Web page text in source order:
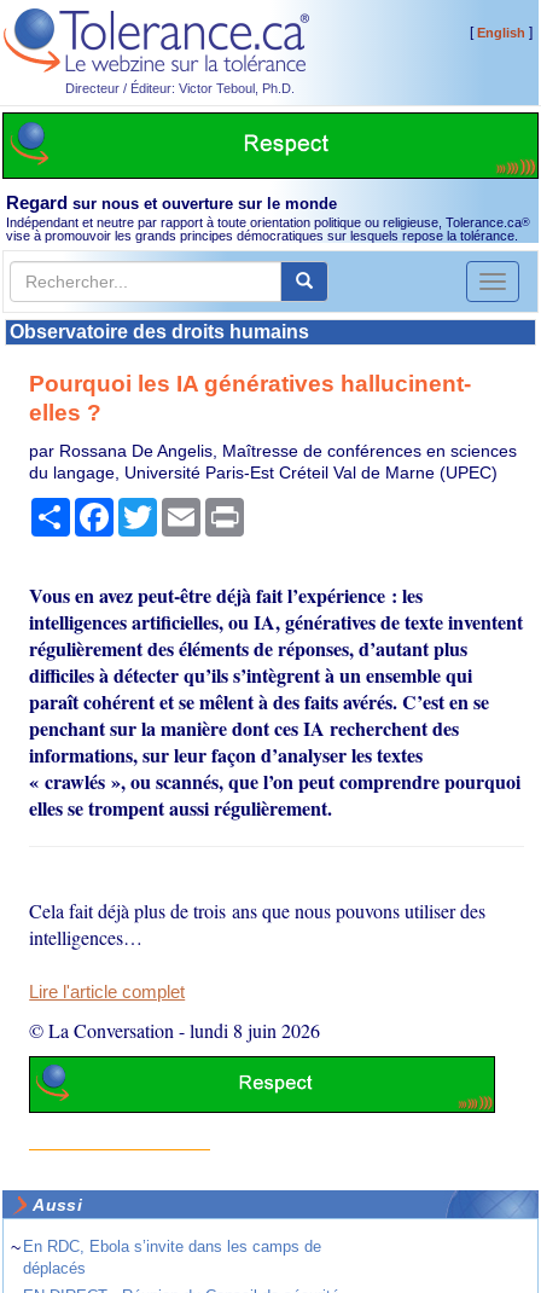
Directeur / Éditeur: Victor Teboul, Ph.D.
[English ]
Regard sur nous et ouverture sur le monde
Indépendant et neutre par rapport à toute orientation politique ou religieuse, Tolerance.ca®
vise à promouvoir les grands principes démocratiques sur lesquels repose la tolérance.
Toggle
Observatoire des droits humains
Pourquoi les IA génératives hallucinent-
elles ?
par Rossana De Angelis, Maîtresse de conférences en sciences
du langage, Université Paris-Est Créteil Val de Marne (UPEC)
PartagerFacebook
TwitterEmail
Vous en avez peut-être déjà fait l’expérience : les
intelligences artificielles, ou IA, génératives de texte inventent
régulièrement des éléments de réponses, d’autant plus
difficiles à détecter qu’ils s’intègrent à un ensemble qui
paraît cohérent et se mêlent à des faits avérés. C’est en se
penchant sur la manière dont ces IA recherchent des
informations, sur leur façon d’analyser les textes
« crawlés », ou scannés, que l’on peut comprendre pourquoi
elles se trompent aussi régulièrement.
Cela fait déjà plus de trois ans que nous pouvons utiliser des
intelligences…
Lire l'article complet
© La Conversation -lundi 8 juin 2026
Aussi
~ En RDC, Ebola s’invite dans les camps de
déplacés